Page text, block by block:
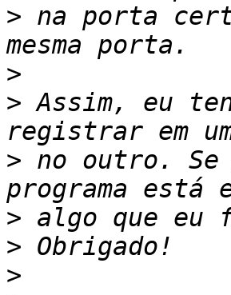
> na porta
>
> Assim, eu
> no outro. Se
>
>
>